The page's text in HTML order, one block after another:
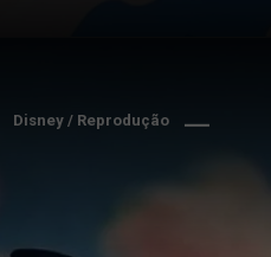
Disney / Reprodução